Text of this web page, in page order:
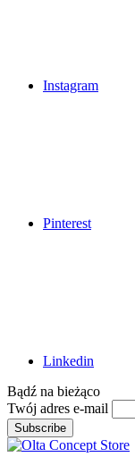
Instagram
Pinterest
Linkedin
Bądź na bieżąco
Twój adres e-mail
Subscribe